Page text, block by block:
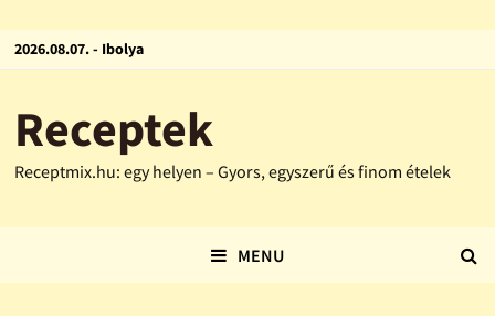
2026.08.07. - Ibolya
Receptek
Receptmix.hu: egy helyen – Gyors, egyszerű és finom ételek
MENU